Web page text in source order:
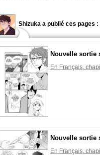
Shizuka a publié ces pages :
Nouvelle sortie
En Français,
Nouvelle sortie
En Français,